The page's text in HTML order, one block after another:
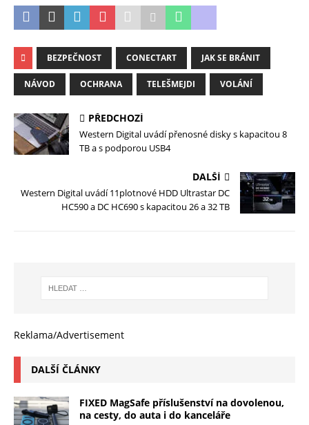
BEZPEČNOST CONECTART JAK SE BRÁNIT
NÁVOD OCHRANA TELEŠMEJDI VOLÁNÍ
PŘEDCHOZÍ
Western Digital uvádí přenosné disky s kapacitou 8
TB a s podporou USB4
DALŠÍ
Western Digital uvádí 11plotnové HDD Ultrastar DC
HC590 a DC HC690 s kapacitou 26 a 32 TB
Reklama/Advertisement
DALŠÍ ČLÁNKY
FIXED MagSafe příslušenství na dovolenou,
na cesty, do auta i do kanceláře